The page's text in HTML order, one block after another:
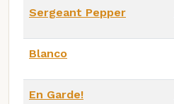
Sergeant Pepper
Blanco
En Garde!